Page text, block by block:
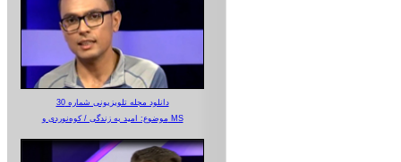
دانلود مجله تلویزیونی شماره 30
موضوع: امید به زندگی / کوه‌نوردی و MS